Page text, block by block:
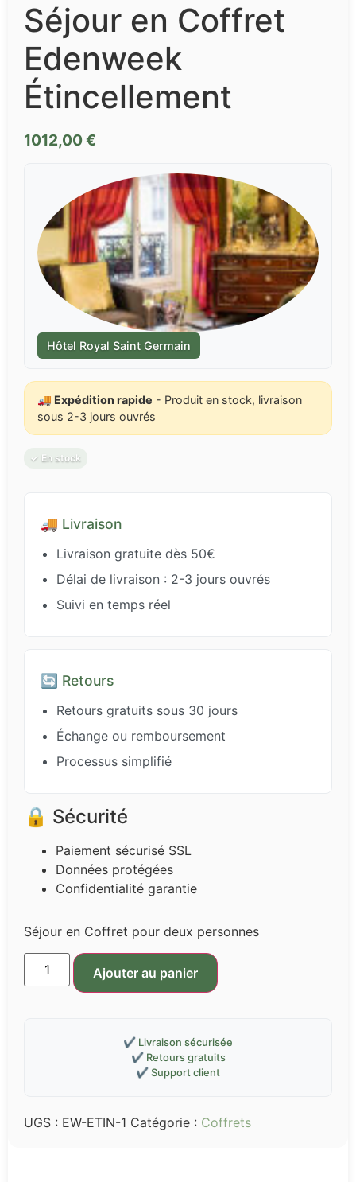
Séjour en Coffret
Edenweek
Étincellement
1012,00€
Hôtel Royal Saint Germain
🚚 Expédition rapide - Produit en stock, livraison
sous 2-3 jours ouvrés
✓ En stock
🚚 Livraison
Livraison gratuite dès 50€
Délai de livraison : 2-3 jours ouvrés
Suivi en temps réel
🔄 Retours
Retours gratuits sous 30 jours
Échange ou remboursement
Processus simplifié
🔒 Sécurité
Paiement sécurisé SSL
Données protégées
Confidentialité garantie
Séjour en Coffret pour deux personnes
Ajouter au panier
✔️ Livraison sécurisée
✔️ Retours gratuits
✔️ Support client
UGS : EW-ETIN-1 Catégorie : Coffrets